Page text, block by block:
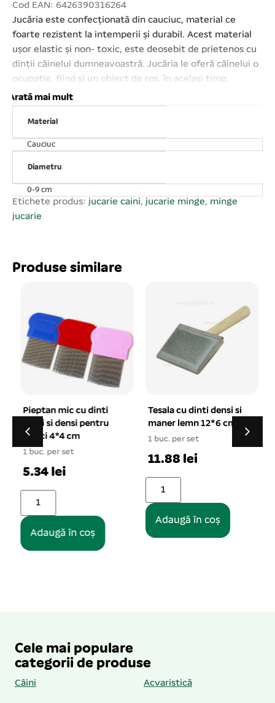
Cod EAN: 6426390316264
Jucăria este confecționată din cauciuc, material ce
foarte rezistent la intemperii şi durabil. Acest material
ușor elastic şi non- toxic, este deosebit de prietenos cu
dinții câinelui dumneavoastră. Jucăria le oferă câinelui o
ocupație, fiind și un obiect de ros, în același timp.
Datorită sunetului, este ușor antrenat la joacă. este
perfectă pentru jocul de „aport”, fiind ușor de prins.
Potrivită pentru toate vârstele, de la cățeluși la seniori.
Ușor de igienizat. Diametru: 7 cm. Se vinde ambalat câte
6 buc/set! Prețul afișat este per buc! Atenție! Ca în cazul
oricărui alt produs, este important să vă supravegheați
animalul de companie în timpul jocului. Verificați
produsul în mod regulat și înlocuiți- l în cazul în care este
deteriorat sau îi lipsesc piese pentru a evita o eventuală
Arată mai mult
Material
Cauciuc
Diametru
0-9 cm
Etichete produs: jucarie caini, jucarie minge, minge
jucarie
Produse similare
Pieptan mic cu dinti
lungi si densi pentru
purici 4*4 cm
1 buc. per set
5.34 lei
Adaugă în coș
Tesala cu dinti densi si
maner lemn 12*6 cm
1 buc. per set
11.88 lei
Adaugă în coș
Cele mai populare
categorii de produse
Câini Acvaristică